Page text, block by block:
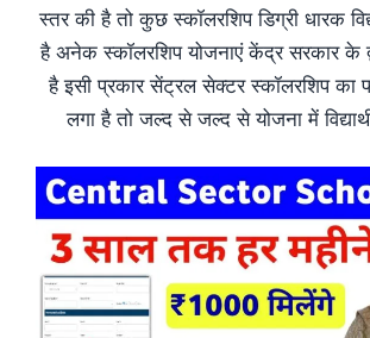
स्तर की है तो कुछ स्कॉलरशिप डिग्री धारक
है अनेक स्कॉलरशिप योजनाएं केंद्र सरकार के
है इसी प्रकार सेंट्रल सेक्टर स्कॉलरशिप का
लगा है तो जल्द से जल्द से योजना में